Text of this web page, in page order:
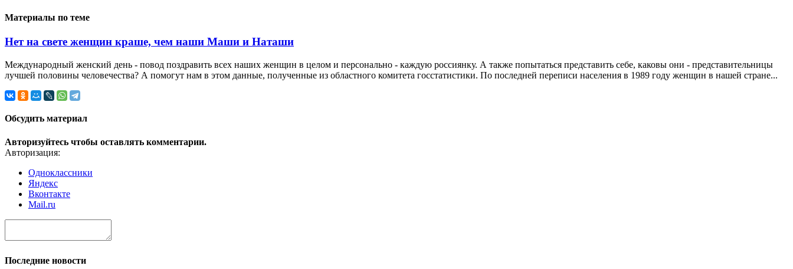
Материалы по теме
Нет на свете женщин краше, чем наши Маши и Наташи
Международный женский день - повод поздравить всех наших женщин в целом и персонально - каждую россиянку. А также попытаться представить себе, каковы они - представительницы
лучшей половины человечества? А помогут нам в этом данные, полученные из областного комитета госстатистики. По последней переписи населения в 1989 году женщин в нашей стране...
Обсудить материал
Авторизуйтесь чтобы оставлять комментарии.
Авторизация:
Одноклассники
Яндекс
Вконтакте
Mail.ru
Последние новости